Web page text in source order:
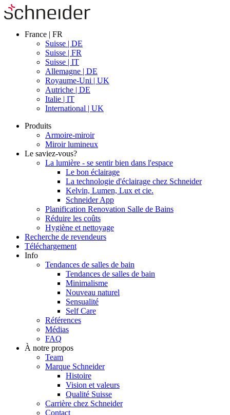
France | FR
Suisse | DE
Suisse | FR
Suisse | IT
Allemagne | DE
Royaume-Uni | UK
Autriche | DE
Italie | IT
International | UK
Produits
Armoire-miroir
Miroir lumineux
Le saviez-vous?
La lumière - se sentir bien dans l'espace
Le bon éclairage
La technologie d'éclairage chez Schneider
Kelvin, Lumen, Lux et cie.
Schneider App
Planification Renovation Salle de Bains
Réduire les coûts
Hygiène et nettoyage
Recherche de revendeurs
Téléchargement
Info
Tendances de salles de bain
Tendances de salles de bain
Minimalisme
Nouveau naturel
Sensualité
Self Care
Références
Médias
FAQ
À notre propos
Team
Marque Schneider
Histoire
Vision et valeurs
Qualité Suisse
Carrière chez Schneider
Contact